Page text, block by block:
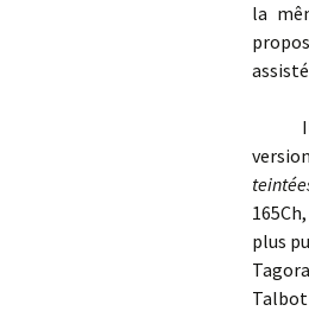
la
Il
plus
Talbot